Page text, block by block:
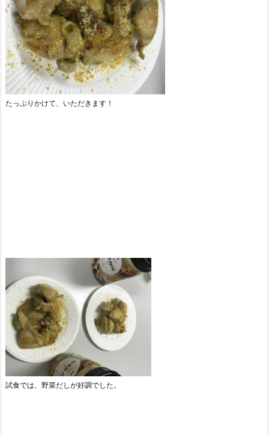
たっぷりかけて、いただきます！
試食では、野菜だしが好調でした。